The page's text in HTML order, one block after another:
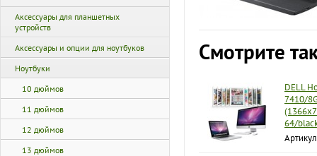
Аксессуары для планшетных
устройств
Аксессуары и опции для ноутбуков
Ноутбуки
10 дюймов
11 дюймов
12 дюймов
13 дюймов
Смотрите
DELL
7410/
64/